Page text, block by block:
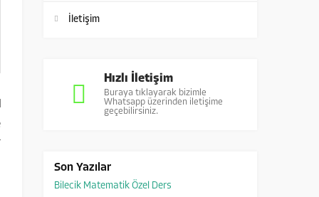
İletişim
Hızlı İletişim
Buraya tıklayarak bizimle
Whatsapp üzerinden iletişime
geçebilirsiniz.
Son Yazılar
Bilecik Matematik Özel Ders